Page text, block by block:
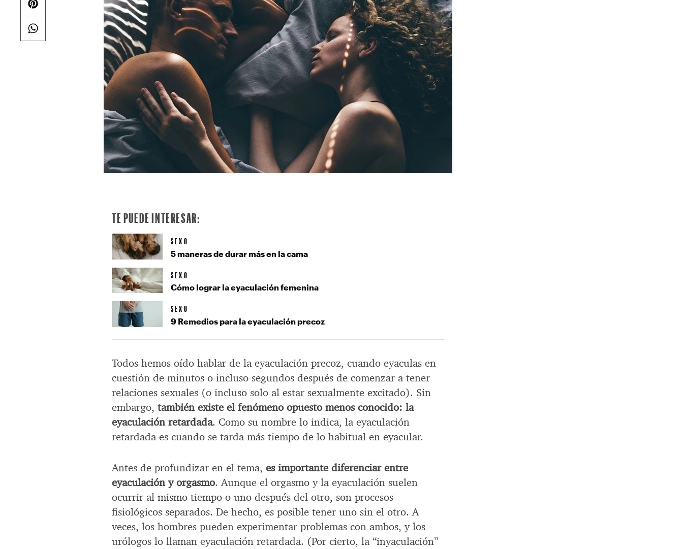
Todos hemos oído hablar de la eyaculación precoz, cuando eyaculas en
cuestión de minutos o incluso segundos después de comenzar a tener
relaciones sexuales (o incluso solo al estar sexualmente excitado). Sin
embargo,también existe el fenómeno opuesto menos conocido: la
eyaculación retardada. Como su nombre lo indica, la eyaculación
retardada es cuando se tarda más tiempo de lo habitual en eyacular.
Antes de profundizar en el tema,es importante diferenciar entre
eyaculación y orgasmo. Aunque el orgasmo y la eyaculación suelen
ocurrir al mismo tiempo o uno después del otro, son procesos
fisiológicos separados. De hecho, es posible tener uno sin el otro. A
veces, los hombres pueden experimentar problemas con ambos, y los
urólogos lo llaman eyaculación retardada. (Por cierto, la “inyaculación”
TE PUEDE INTERESAR:
SEXO
5 maneras de durar más en la cama
SEXO
Cómo lograr la eyaculación femenina
SEXO
9 Remedios para la eyaculación precoz